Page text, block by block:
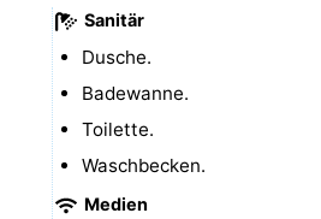
Sanitär
Dusche.
Badewanne.
Toilette.
Waschbecken.
Medien